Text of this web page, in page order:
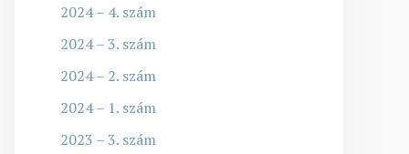
2024 – 4. szám
2024 – 3. szám
2024 – 2. szám
2024 – 1. szám
2023 – 3. szám